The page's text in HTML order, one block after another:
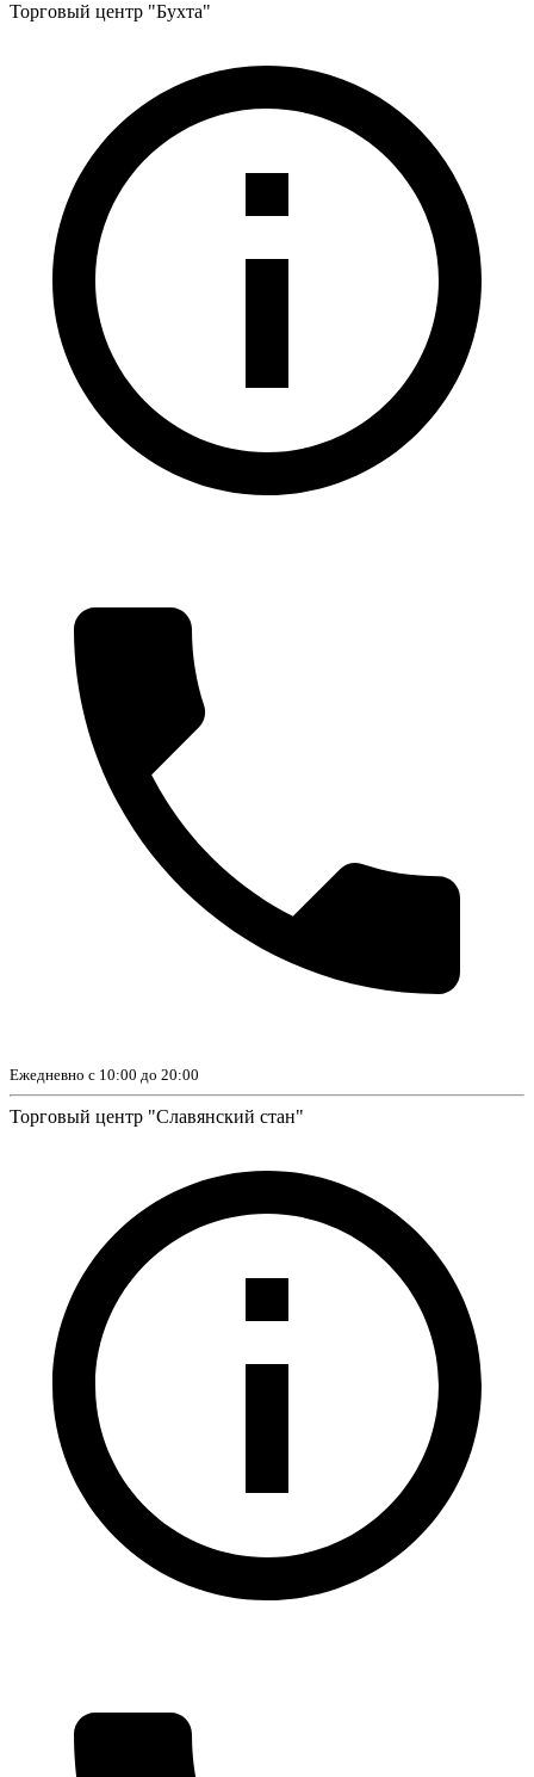
Торговый центр "Бухта"
Ежедневно с 10:00 до 20:00
Торговый центр "Славянский стан"